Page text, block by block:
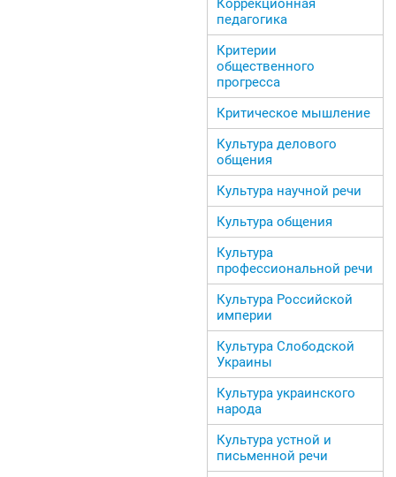
Коррекционная
педагогика
Критерии
общественного
прогресса
Критическое мышление
Культура делового
общения
Культура научной речи
Культура общения
Культура
профессиональной речи
Культура Российской
империи
Культура Слободской
Украины
Культура украинского
народа
Культура устной и
письменной речи